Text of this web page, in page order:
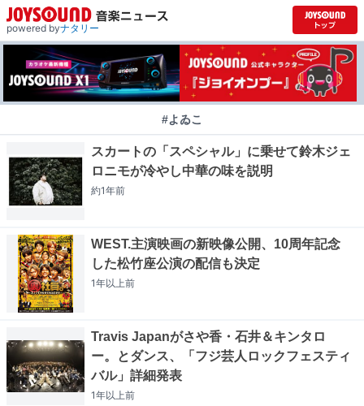
powered byナタリー
#よゐこ
スカートの「スペシャル」に乗せて鈴木ジェ
ロニモが冷やし中華の味を説明
約1年前
WEST.主演映画の新映像公開、10周年記念
した松竹座公演の配信も決定
1年以上前
Travis Japanがさや香・石井＆キンタロ
ー。とダンス、「フジ芸人ロックフェスティ
バル」詳細発表
1年以上前